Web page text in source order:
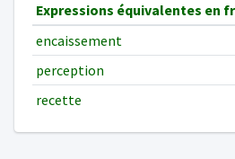
Expressions équivalentes en
encaissement
perception
recette